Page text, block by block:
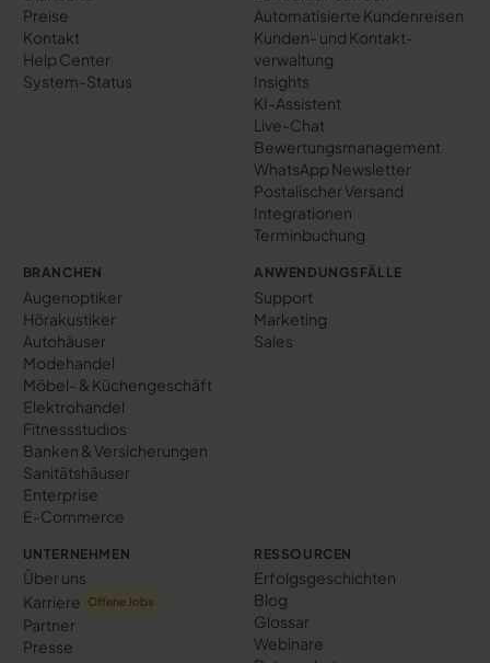
Preise
Kontakt
Help Center
System-Status
Automatisierte Kundenreisen
Kunden- und Kontakt­
verwaltung
Insights
KI-Assistent
Live-Chat
Bewertungs­management
WhatsApp Newsletter
Postalischer Versand
Integrationen
Terminbuchung
BRANCHEN
Augenoptiker
Hörakustiker
Autohäuser
Modehandel
Möbel- & Küchengeschäft
Elektrohandel
Fitnessstudios
Banken & Versicherungen
Sanitätshäuser
Enterprise
E-Commerce
ANWENDUNGSFÄLLE
Support
Marketing
Sales
UNTERNEHMEN
Über uns
Karriere
Offene Jobs
Partner
Presse
RESSOURCEN
Erfolgs­geschichten
Blog
Glossar
Webinare